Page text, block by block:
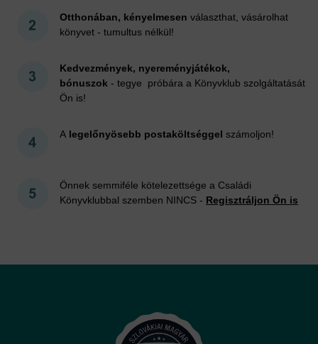
Otthonában, kényelmesen választhat, vásárolhat
könyvet - tumultus nélkül!
Kedvezmények, nyereményjátékok,
bónuszok - tegye próbára a Könyvklub szolgáltatását
Ön is!
A legelőnyösebb postaköltséggel számoljon!
Önnek semmiféle kötelezettsége a Családi
Könyvklubbal szemben NINCS - Regisztráljon Ön is